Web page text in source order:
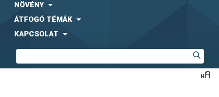
NÖVÉNY
ÁTFOGÓ TÉMÁK
KAPCSOLAT